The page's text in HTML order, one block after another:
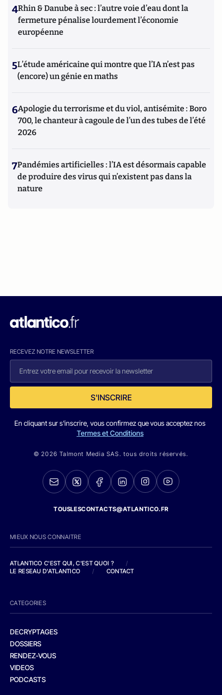
4Rhin & Danube à sec : l’autre voie d’eau dont la
fermeture pénalise lourdement l’économie
européenne
5L’étude américaine qui montre que l’IA n’est pas
(encore) un génie en maths
6Apologie du terrorisme et du viol, antisémite : Boro
700, le chanteur à cagoule de l’un des tubes de l’été
2026
7Pandémies artificielles : l’IA est désormais capable
de produire des virus qui n’existent pas dans la
nature
RECEVEZ NOTRE NEWSLETTER
S'INSCRIRE
En cliquant sur s'inscrire, vous confirmez que vous acceptez nos
Termes et Conditions
© 2026 Talmont Media SAS. tous droits réservés.
TOUSLESCONTACTS@ATLANTICO.FR
MIEUX NOUS CONNAITRE
ATLANTICO C'EST QUI, C'EST QUOI ?
/
LE RESEAU D'ATLANTICO
/ CONTACT
CATEGORIES
DECRYPTAGES
DOSSIERS
RENDEZ-VOUS
VIDEOS
PODCASTS